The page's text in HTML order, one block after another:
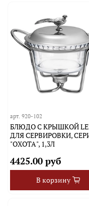
арт.920-102
БЛЮДО С КРЫШКОЙ
ДЛЯ СЕРВИРОВКИ,
"ОХОТА", 1,3Л
4425.00 руб
В корзину